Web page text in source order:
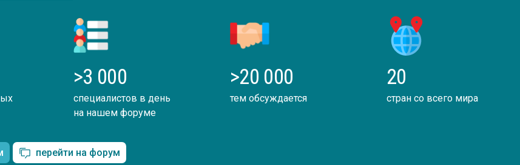
>3 000
специалистов в день
на нашем форуме
>20 000
тем обсуждается
20
стран со всего мира
перейти на форум